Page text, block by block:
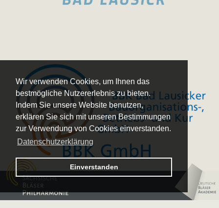
Wir verwenden Cookies, um Ihnen das
bestmögliche Nutzererlebnis zu bieten.
Indem Sie unsere Website benutzen,
erklären Sie sich mit unseren Bestimmungen
zur Verwendung von Cookies einverstanden.
Datenschutzerklärung
Einverstanden
Logo – Sächsische Bläserphilharmonie
Logo – Deutsche